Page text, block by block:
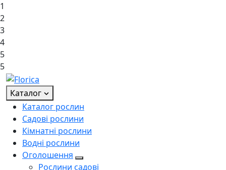
1
2
3
4
5
5
Каталог
Каталог рослин
Садові рослини
Кімнатні рослини
Водні рослини
Оголошення
Рослини садові